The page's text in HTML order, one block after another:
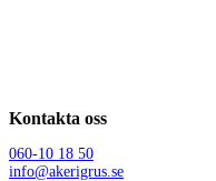
Kontakta oss
060-10 18 50
info@akerigrus.se